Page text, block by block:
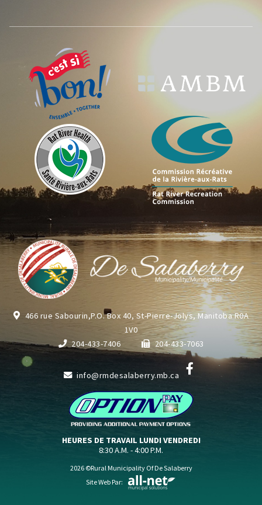
466 rue Sabourin,P.O. Box 40, St-Pierre-Jolys, Manitoba R0A
1V0
204-433-7406
204-433-7063
info@rmdesalaberry.mb.ca
HEURES DE TRAVAIL LUNDI VENDREDI
8:30 A.M. - 4:00 P.M.
2026 ©Rural Municipality Of De Salaberry
Site Web Par: